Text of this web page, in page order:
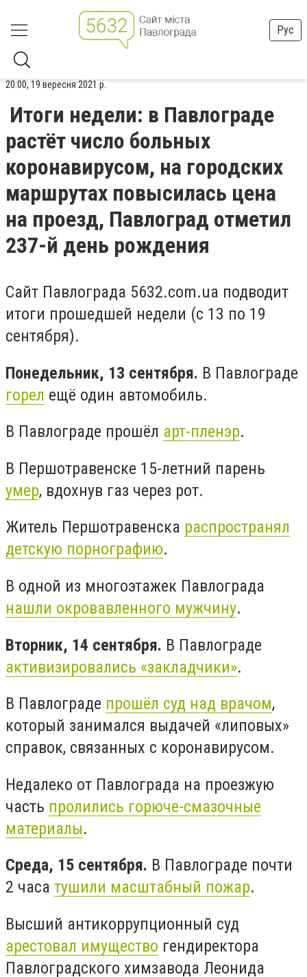
Рус
20:00, 19 вересня 2021 р.
Итоги недели: в Павлограде
растёт число больных
коронавирусом, на городских
маршрутах повысилась цена
на проезд, Павлоград отметил
237-й день рождения
Сайт Павлограда 5632.com.ua подводит
итоги прошедшей недели (с 13 по 19
сентября).
Понедельник, 13 сентября. В Павлограде
горел ещё один автомобиль.
В Павлограде прошёл арт-пленэр.
В Першотравенске 15-летний парень
умер, вдохнув газ через рот.
Житель Першотравенска распространял
детскую порнографию.
В одной из многоэтажек Павлограда
нашли окровавленного мужчину.
Вторник, 14 сентября. В Павлограде
активизировались «закладчики».
В Павлограде прошёл суд над врачом,
который занимался выдачей «липовых»
справок, связанных с коронавирусом.
Недалеко от Павлограда на проезжую
часть пролились горюче-смазочные
материалы.
Среда, 15 сентября. В Павлограде почти
2 часа тушили масштабный пожар.
Высший антикоррупционный суд
арестовал имущество гендиректора
Павлоградского химзавода Леонида